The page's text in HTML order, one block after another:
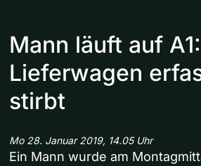
Mann läuft auf
Lieferwagen
stirbt
Mo 28. Januar 2019, 14.05 Uhr
Ein Mann wurde am